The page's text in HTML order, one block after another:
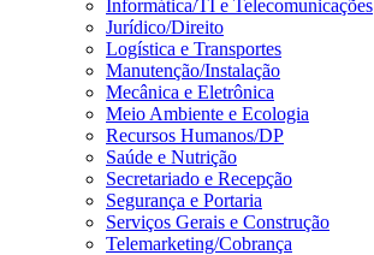
Informática/TI e Telecomunicações
Jurídico/Direito
Logística e Transportes
Manutenção/Instalação
Mecânica e Eletrônica
Meio Ambiente e Ecologia
Recursos Humanos/DP
Saúde e Nutrição
Secretariado e Recepção
Segurança e Portaria
Serviços Gerais e Construção
Telemarketing/Cobrança